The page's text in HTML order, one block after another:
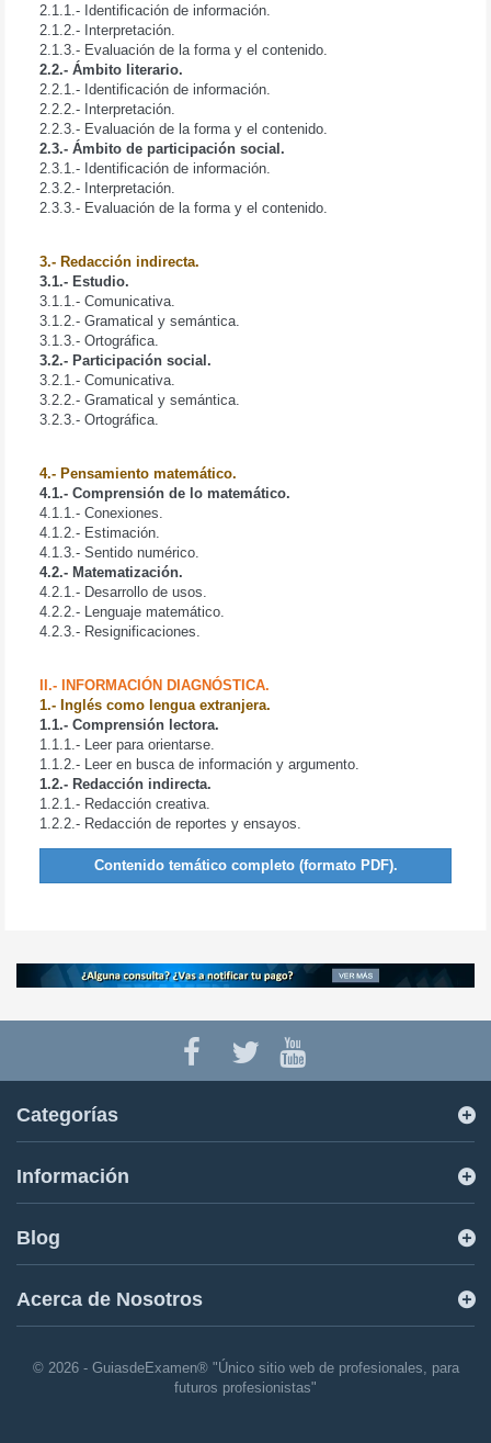
2.1.1.- Identificación de información.
2.1.2.- Interpretación.
2.1.3.- Evaluación de la forma y el contenido.
2.2.- Ámbito literario.
2.2.1.- Identificación de información.
2.2.2.- Interpretación.
2.2.3.- Evaluación de la forma y el contenido.
2.3.- Ámbito de participación social.
2.3.1.- Identificación de información.
2.3.2.- Interpretación.
2.3.3.- Evaluación de la forma y el contenido.
3.- Redacción indirecta.
3.1.- Estudio.
3.1.1.- Comunicativa.
3.1.2.- Gramatical y semántica.
3.1.3.- Ortográfica.
3.2.- Participación social.
3.2.1.- Comunicativa.
3.2.2.- Gramatical y semántica.
3.2.3.- Ortográfica.
4.- Pensamiento matemático.
4.1.- Comprensión de lo matemático.
4.1.1.- Conexiones.
4.1.2.- Estimación.
4.1.3.- Sentido numérico.
4.2.- Matematización.
4.2.1.- Desarrollo de usos.
4.2.2.- Lenguaje matemático.
4.2.3.- Resignificaciones.
II.- INFORMACIÓN DIAGNÓSTICA.
1.- Inglés como lengua extranjera.
1.1.- Comprensión lectora.
1.1.1.- Leer para orientarse.
1.1.2.- Leer en busca de información y argumento.
1.2.- Redacción indirecta.
1.2.1.- Redacción creativa.
1.2.2.- Redacción de reportes y ensayos.
Contenido temático completo (formato PDF).
Categorías
Información
© 2026 - GuiasdeExamen® "Único sitio web de profesionales, para
futuros profesionistas"
Blog
Acerca de Nosotros